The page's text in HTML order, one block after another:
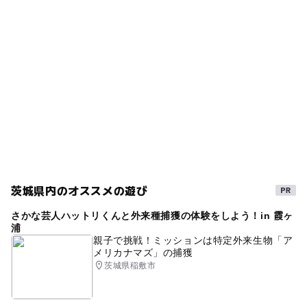
エドヒガン(江戸彼岸) 初詣
桜の見ごろ3月(例年) さくら 桜お花見2027 名所
下館・真壁・桜川 朝から遊べる 紫陽花
無料施設 寺院
0円スポット
茨城県内のオススメの遊び
さかな芸人ハットリくんと外来種捕獲の体験をしよう！in 霞ヶ
浦
親子で挑戦！ミッションは特定外来生物「ア
メリカナマズ」の捕獲
茨城県稲敷市